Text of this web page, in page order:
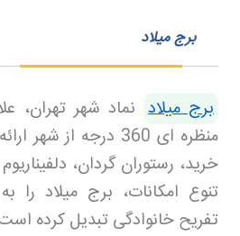
برج میلاد
برج میلاد نماد شهر تهران،
منظره ای 360 درجه از
خرید، رستوران گردان،
تنوع امکانات، برج میلاد را
تفریح خانوادگی تبدیل کرده